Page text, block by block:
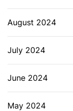
August 2024
July 2024
June 2024
May 2024